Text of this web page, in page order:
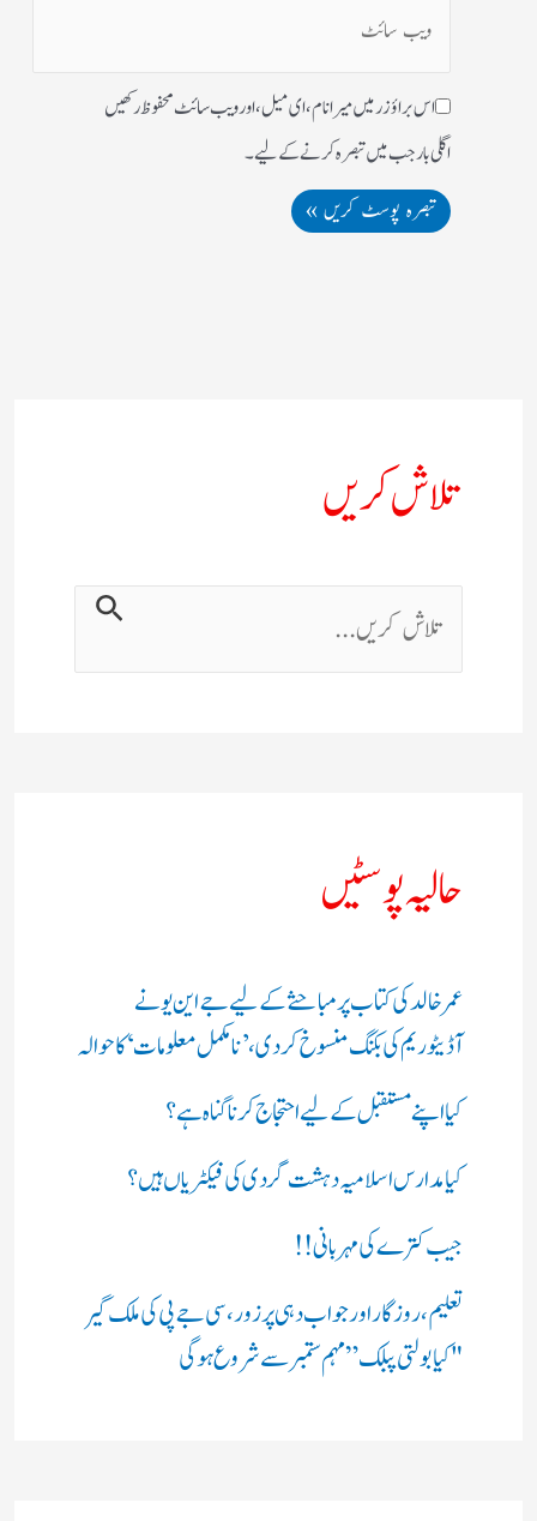
اس براؤزر میں میرا نام، ای میل، اور ویب سائٹ محفوظ رکھیں
اگلی بار جب میں تبصرہ کرنے کےلیے۔
تلاش کریں
حالیہ پوسٹیں
عمر خالد کی کتاب پر مباحثے کے لیے جے این یو نے
آڈیٹوریم کی بکنگ منسوخ کردی، ’نامکمل معلومات‘ کا حوالہ
کیا اپنے مستقبل کے لیے احتجاج کرنا گناہ ہے؟
کیا مدارس اسلامیہ دہشت گردی کی فیکٹریاں ہیں؟
جیب کترے کی مہربانی !!
تعلیم، روزگار اور جواب دہی پر زور، سی جے پی کی ملک گیر
"کیا بولتی پبلک” مہم ستمبر سے شروع ہوگی